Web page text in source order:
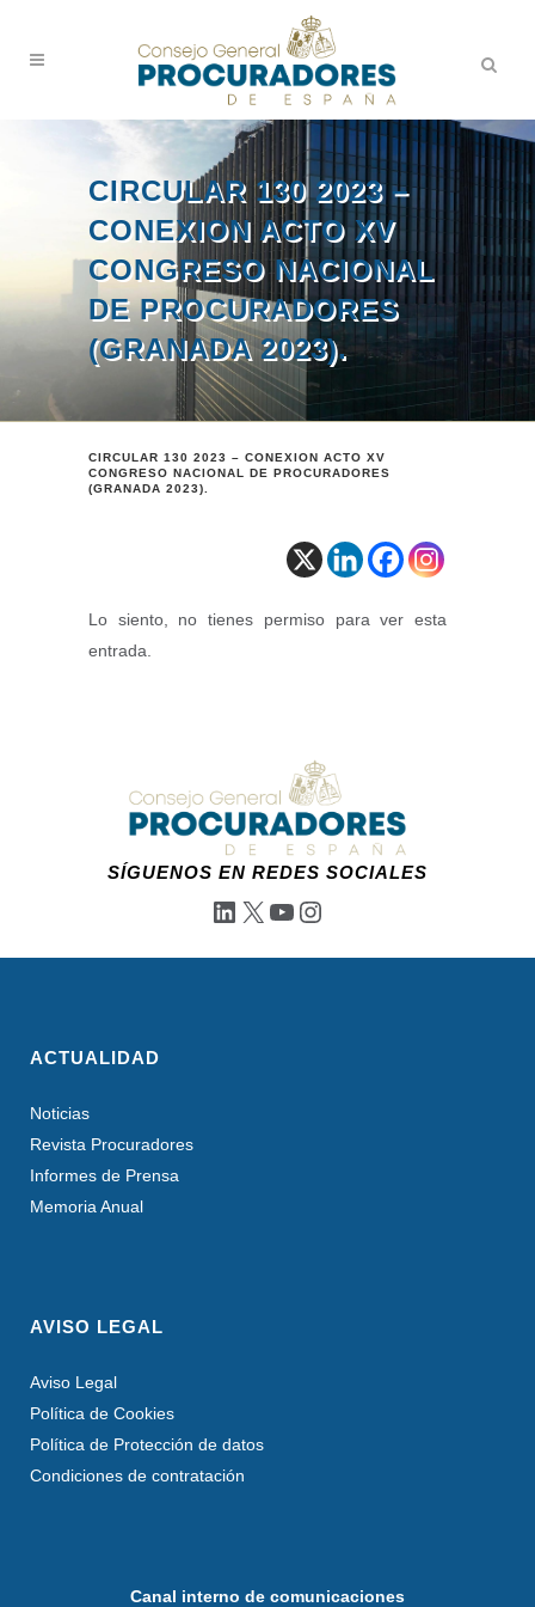
CIRCULAR 130 2023 –
CONEXION ACTO XV
CONGRESO NACIONAL
DE PROCURADORES
(GRANADA 2023).
CIRCULAR 130 2023 – CONEXION ACTO XV
CONGRESO NACIONAL DE PROCURADORES
(GRANADA 2023).
Lo siento, no tienes permiso para ver esta
entrada.
SÍGUENOS EN REDES SOCIALES
LinkedIn
X YouTube
Instagram
ACTUALIDAD
Noticias
Revista Procuradores
Informes de Prensa
Memoria Anual
AVISO LEGAL
Aviso Legal
Política de Cookies
Política de Protección de datos
Condiciones de contratación
Canal interno de comunicaciones